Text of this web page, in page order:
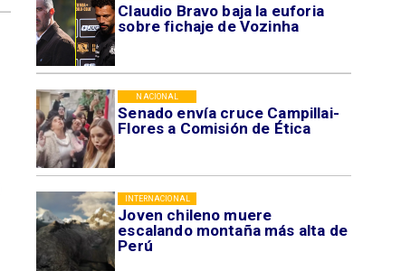
Claudio Bravo baja la euforia
sobre fichaje de Vozinha
Senado envía cruce Campillai-
Flores a Comisión de Ética
NACIONAL
Joven chileno muere
escalando montaña más alta de
Perú
INTERNACIONAL